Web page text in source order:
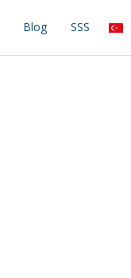
Blog SSS